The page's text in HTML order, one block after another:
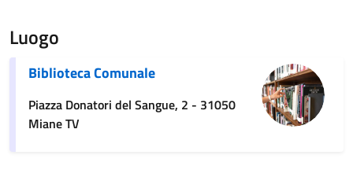
Luogo
Biblioteca Comunale
Piazza Donatori del Sangue, 2 - 31050
Miane TV